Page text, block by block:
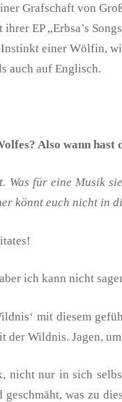
Grafschaft von
EP „Erbsa’s
einer Wölfin,
auch auf Englisch.
Also wann
für eine Musik
könnt euch nicht in
ich kann nicht
mit diesem
der Wildnis. Jagen,
nicht nur in sich
geschmäht, was zu